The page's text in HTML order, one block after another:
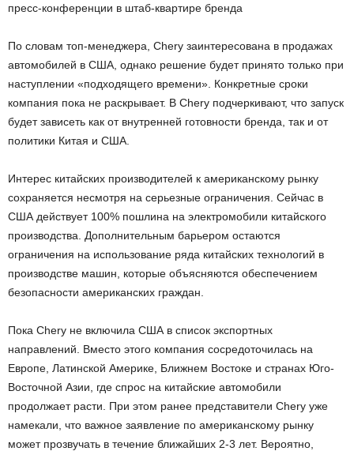
пресс-конференции в штаб-квартире бренда
По словам топ-менеджера, Chery заинтересована в продажах
автомобилей в США, однако решение будет принято только при
наступлении «подходящего времени». Конкретные сроки
компания пока не раскрывает. В Chery подчеркивают, что запуск
будет зависеть как от внутренней готовности бренда, так и от
политики Китая и США.
Интерес китайских производителей к американскому рынку
сохраняется несмотря на серьезные ограничения. Сейчас в
США действует 100% пошлина на электромобили китайского
производства. Дополнительным барьером остаются
ограничения на использование ряда китайских технологий в
производстве машин, которые объясняются обеспечением
безопасности американских граждан.
Пока Chery не включила США в список экспортных
направлений. Вместо этого компания сосредоточилась на
Европе, Латинской Америке, Ближнем Востоке и странах Юго-
Восточной Азии, где спрос на китайские автомобили
продолжает расти. При этом ранее представители Chery уже
намекали, что важное заявление по американскому рынку
может прозвучать в течение ближайших 2-3 лет. Вероятно,